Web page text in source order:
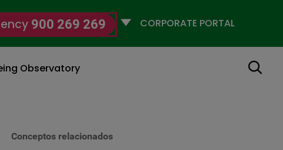
900 269 269
Selecciona
Observatory Search
Conceptos relacionados